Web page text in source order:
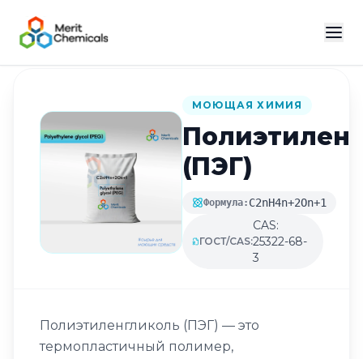
Назад в каталог
МОЮЩАЯ ХИМИЯ
(ПЭГ)
Формула: C2nH4n+2On+1
ГОСТ/CAS:
CAS:
25322-68-
3
Полиэтиленгликоль (ПЭГ) — это
термопластичный полимер,